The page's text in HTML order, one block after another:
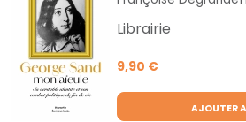
Librairie
9,90 €
AJOUTER